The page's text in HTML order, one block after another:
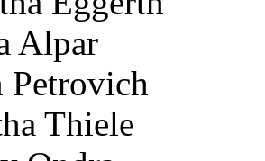
Alpar
Petrovich
Thiele